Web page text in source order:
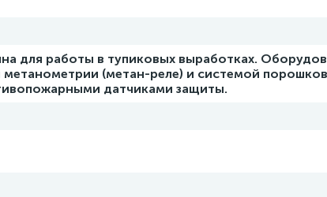
для работы в тупиковых выработках.
(метан-реле) и системой
датчиками защиты.